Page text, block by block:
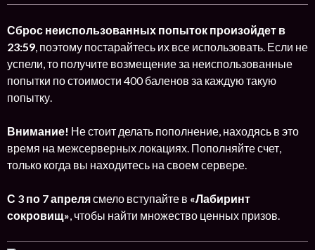
Сброс неиспользованных попыток произойдет в
23:59, поэтому постарайтесь их все использовать. Если не
успели, то получите возмещение за неиспользованные
попытки по стоимости 400 баленов за каждую такую
попытку.
Внимание! Не стоит делать пополнение, находясь в это
время на межсерверных локациях. Пополняйте счет,
только когда вы находитесь на своем сервере.
С 3 по 7 апрелясмело вступайте в «Лабиринт
сокровищ», чтобы найти множество ценных призов.